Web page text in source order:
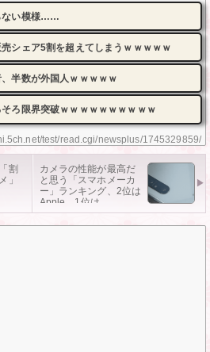
test/read.cgi/newsplus/1745329859/
ない模様……
シェア5割を超えてしまうｗｗｗｗｗ
、半数が外国人ｗｗｗｗｗ
そろ限界突破ｗｗｗｗｗｗｗｗｗｗ
割
」
カメラの性能が最高だ
と思う「スマホメーカ
ー」ランキング、2位は
Apple。1位は